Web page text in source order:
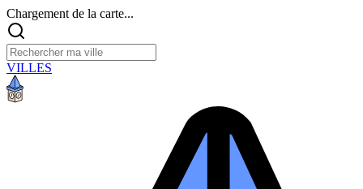
Chargement de la carte...
VILLES